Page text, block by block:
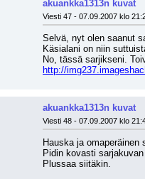
akuankka1313n kuvat
Viesti 47 - 07.09.2007 klo
Selvä, nyt olen saanut
Käsialani on niin
No, tässä sarjikseni.
http://
akuankka1313n kuvat
Viesti 48 - 07.09.2007 klo
Hauska ja
Pidin kovasti
Plussaa siitäkin.